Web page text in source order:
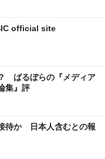
official site
ばるぼらの『メディア
集』評
待か 日本人含むとの報